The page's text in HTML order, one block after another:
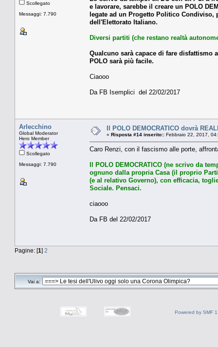
Scollegato
Messaggi: 7.790
e lavorare, sarebbe il creare un POLO
legate ad un Progetto Politico
dell'Elettorato Italiano.
Diversi partiti (che restano realtà
Qualcuno sarà capace di fare disfattismo
POLO sarà più facile.
Ciaooo
Da FB Isemplici del 22/02/2017
Arlecchino
Global Moderator
Hero Member
Scollegato
Messaggi: 7.790
Il POLO DEMOCRATICO dovrà
« Risposta #14 inserito:: Febbraio 22, 2017,
Caro Renzi, con il fascismo alle porte,
Il POLO DEMOCRATICO (ne scrivo da
ognuno dalla propria Casa (il proprio
(e al relativo Governo), con efficacia,
Sociale. Pensaci.
ciaooo
Da FB del 22/02/2017
Pagine: [1] 2
Vai a:
Powered by SMF